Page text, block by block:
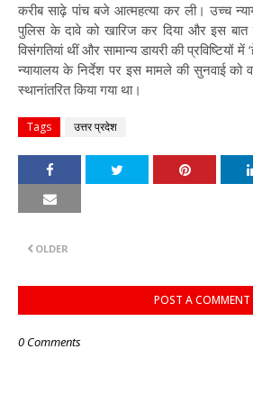
करीब साढ़े पांच बजे आत्महत्या कर ली। उच्च
पुलिस के दावे को खारिज कर दिया और इस बात
विसंगतियां थीं और सामान्य डायरी की प्रविष्टियों
न्यायालय के निर्देश पर इस मामले की सुनवाई को
स्थानांतरित किया गया था।
Tags उत्तर प्रदेश
OLDER
POST A COMMENT
0 Comments